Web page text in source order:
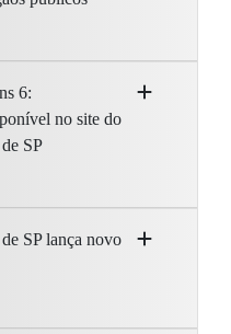
6:
no site do
SP
SP lança novo